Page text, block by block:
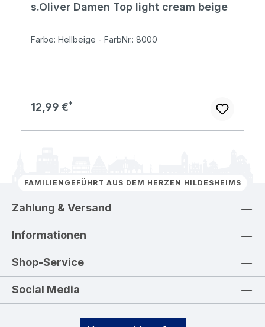
s.Oliver Damen Top light cream beige
Farbe: Hellbeige - FarbNr.: 8000
Regulärer Preis:
12,99 €
FAMILIENGEFÜHRT AUS DEM HERZEN HILDESHEIMS
Zahlung & Versand
Informationen
Shop-Service
Social Media